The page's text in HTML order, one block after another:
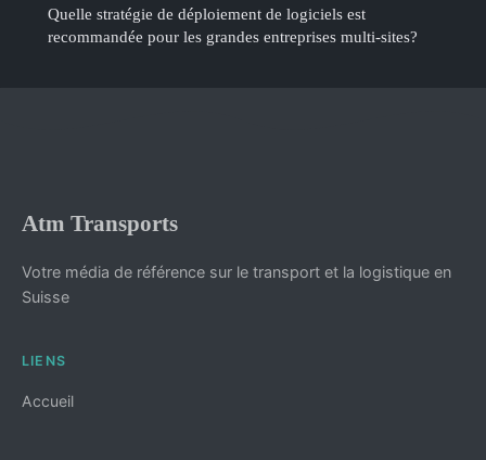
Quelle stratégie de déploiement de logiciels est
recommandée pour les grandes entreprises multi-sites?
Atm Transports
Votre média de référence sur le transport et la logistique en
Suisse
LIENS
Accueil